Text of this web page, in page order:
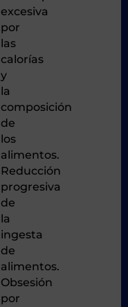
excesiva
por
las
calorías
y
la
composición
de
los
alimentos.
Reducción
progresiva
de
la
ingesta
de
alimentos.
Obsesión
por